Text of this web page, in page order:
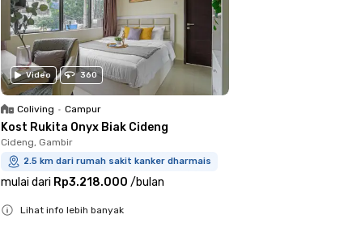
Video 360
Coliving • Campur
Kost Rukita Onyx Biak Cideng
Cideng, Gambir
2.5 km dari rumah sakit kanker dharmais
mulai dari Rp3.218.000 /bulan
Lihat info lebih banyak